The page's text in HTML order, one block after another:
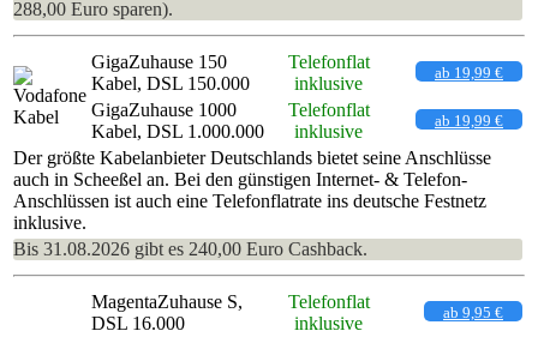
288,00 Euro sparen).
GigaZuhause 150
Kabel, DSL 150.000
Telefonflat
inklusive
ab 19,99 €
GigaZuhause 1000
Kabel, DSL 1.000.000
Telefonflat
inklusive
ab 19,99 €
Der größte Kabelanbieter Deutschlands bietet seine Anschlüsse
auch in Scheeßel an. Bei den günstigen Internet- & Telefon-
Anschlüssen ist auch eine Telefonflatrate ins deutsche Festnetz
inklusive.
Bis 31.08.2026 gibt es 240,00 Euro Cashback.
MagentaZuhause S,
DSL 16.000
Telefonflat
inklusive
ab 9,95 €